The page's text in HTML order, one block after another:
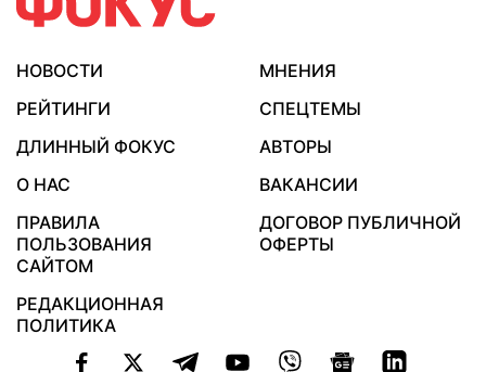
НОВОСТИ
МНЕНИЯ
РЕЙТИНГИ
СПЕЦТЕМЫ
ДЛИННЫЙ ФОКУС
АВТОРЫ
О НАС
ВАКАНСИИ
ПРАВИЛА
ПОЛЬЗОВАНИЯ
САЙТОМ
ДОГОВОР ПУБЛИЧНОЙ
ОФЕРТЫ
РЕДАКЦИОННАЯ
ПОЛИТИКА